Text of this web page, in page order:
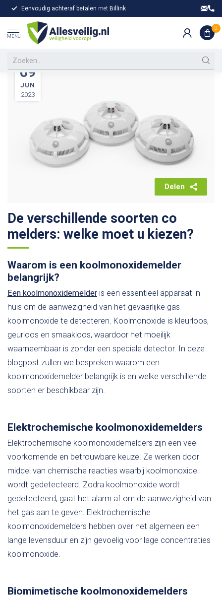
Eenvoudig achteraf betalen met Billink
MENU
0
Home /
De verschillende soorten co melders: welke moet u
/
09
JUN
2023
Delen
De verschillende soorten co
melders: welke moet u kiezen?
Waarom is een koolmonoxidemelder
belangrijk?
Een koolmonoxidemelder is een essentieel apparaat in
huis om de aanwezigheid van het gevaarlijke gas
koolmonoxide te detecteren. Koolmonoxide is kleurloos,
geurloos en smaakloos, waardoor het moeilijk
waarneembaar is zonder een speciale detector. In deze
blogpost zullen we bespreken waarom een
koolmonoxidemelder belangrijk is en welke verschillende
soorten er beschikbaar zijn.
Elektrochemische koolmonoxidemelders
Elektrochemische koolmonoxidemelders zijn een veel
voorkomende en betrouwbare keuze. Ze werken door
middel van chemische reacties waarbij koolmonoxide
wordt gedetecteerd. Zodra koolmonoxide wordt
gedetecteerd, gaat het alarm af om de aanwezigheid van
het gas aan te geven. Elektrochemische
koolmonoxidemelders hebben over het algemeen een
lange levensduur en zijn gevoelig voor lage concentraties
koolmonoxide.
Biomimetische koolmonoxidemelders